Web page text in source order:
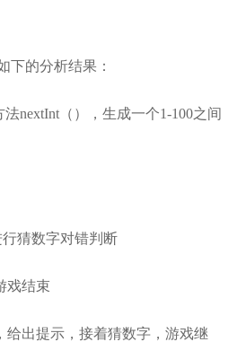
下的分析结果：
法nextInt（），生成一个1-100之间
猜数字对错判断
戏结束
给出提示，接着猜数字，游戏继